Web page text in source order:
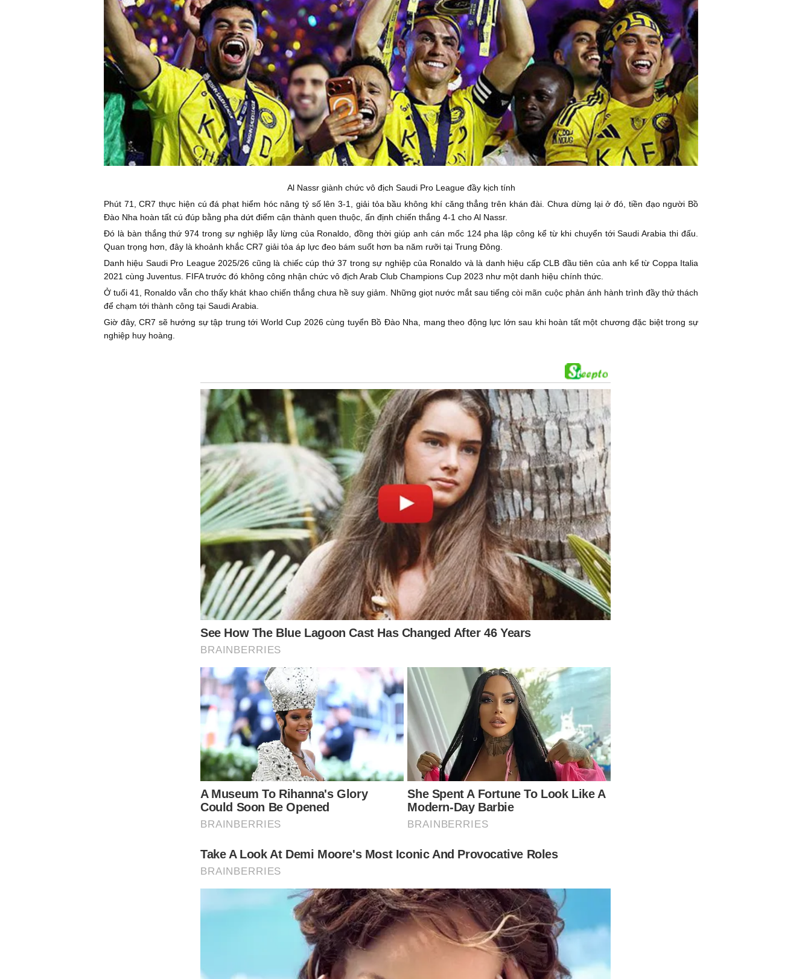
Al Nassr giành chức vô địch Saudi Pro League đầy kịch tính
Phút 71, CR7 thực hiện cú đá phạt hiểm hóc nâng tỷ số lên 3-1, giải tỏa bầu không khí căng thẳng trên khán đài. Chưa dừng lại ở đó, tiền đạo người Bồ
Đào Nha hoàn tất cú đúp bằng pha dứt điểm cận thành quen thuộc, ấn định chiến thắng 4-1 cho Al Nassr.
Đó là bàn thắng thứ 974 trong sự nghiệp lẫy lừng của Ronaldo, đồng thời giúp anh cán mốc 124 pha lập công kể từ khi chuyển tới Saudi Arabia thi đấu.
Quan trọng hơn, đây là khoảnh khắc CR7 giải tỏa áp lực đeo bám suốt hơn ba năm rưỡi tại Trung Đông.
Danh hiệu Saudi Pro League 2025/26 cũng là chiếc cúp thứ 37 trong sự nghiệp của Ronaldo và là danh hiệu cấp CLB đầu tiên của anh kể từ Coppa Italia
2021 cùng Juventus. FIFA trước đó không công nhận chức vô địch Arab Club Champions Cup 2023 như một danh hiệu chính thức.
Ở tuổi 41, Ronaldo vẫn cho thấy khát khao chiến thắng chưa hề suy giảm. Những giọt nước mắt sau tiếng còi mãn cuộc phản ánh hành trình đầy thử thách
để chạm tới thành công tại Saudi Arabia.
Giờ đây, CR7 sẽ hướng sự tập trung tới World Cup 2026 cùng tuyển Bồ Đào Nha, mang theo động lực lớn sau khi hoàn tất một chương đặc biệt trong sự
nghiệp huy hoàng.